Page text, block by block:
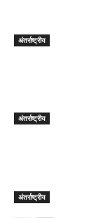
अंतर्राष्ट्रीय
अंतर्राष्ट्रीय
अंतर्राष्ट्रीय